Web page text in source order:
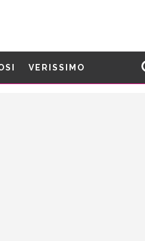
VERISSIMO